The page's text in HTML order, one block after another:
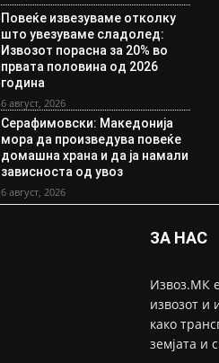
Повеќе извезуваме отколку
што увезуваме сладолед:
Извозот порасна за 20% во
првата половина од 2026
година
6 август, 2026
Серафимовски: Македонија
мора да произведува повеќе
домашна храна и да ја намали
зависноста од увоз
6 август, 2026
ЗА НАС
Извоз.МК
извозот и
како
земјата и